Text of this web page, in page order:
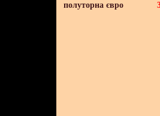
полуторна євро